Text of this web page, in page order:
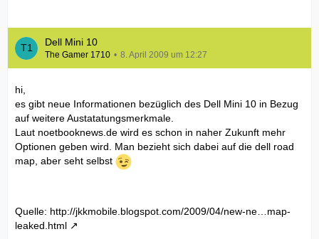
Dell Mini 10
The Gamer 1710 8. April 2009 um 12:27
hi,
es gibt neue Informationen bezüglich des Dell Mini 10 in Bezug
auf weitere Austatatungsmerkmale.
Laut noetbooknews.de wird es schon in naher Zukunft mehr
Optionen geben wird. Man bezieht sich dabei auf die dell road
map, aber seht selbst
Quelle: http://jkkmobile.blogspot.com/2009/04/new-ne…map-
leaked.html